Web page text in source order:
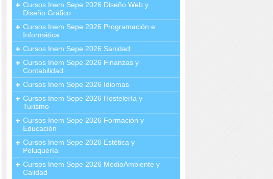
Cursos Inem Sepe 2026 Diseño Web y
Diseño Gráfico
Cursos Inem Sepe 2026 Programación e
Informática
Cursos Inem Sepe 2026 Sanidad
Cursos Inem Sepe 2026 Finanzas y
Contabilidad
Cursos Inem Sepe 2026 Idiomas
Cursos Inem Sepe 2026 Hostelería y
Turismo
Cursos Inem Sepe 2026 Formación y
Educación
Cursos Inem Sepe 2026 Estética y
Peluquería
Cursos Inem Sepe 2026 MedioAmbiente y
Calidad